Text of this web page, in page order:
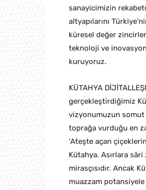
sanayicimizin
altyapılarını
küresel değer
teknoloji ve
kuruyoruz.
KÜTAHYA
gerçekleştirdiğimiz
vizyonumuzun somut
toprağa vurduğu en
‘Ateşte açan
Kütahya. Asırlara
mirasçısıdır. Ancak
muazzam